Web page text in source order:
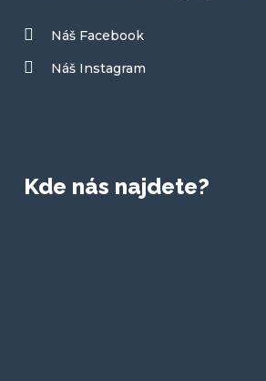
Náš Facebook
Náš Instagram
Kde nás najdete?